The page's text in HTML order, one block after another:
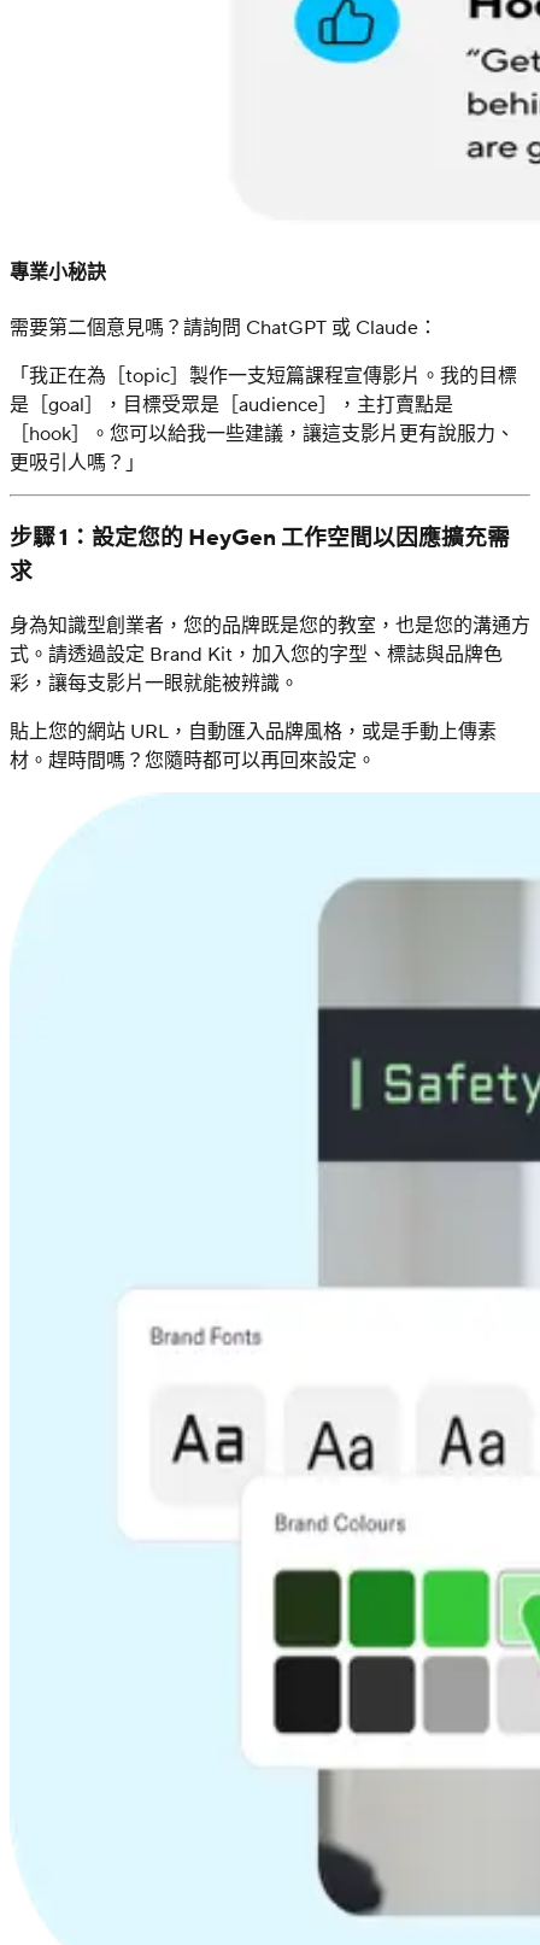
專業小秘訣
需要第二個意見嗎？請詢問 ChatGPT 或 Claude：
「我正在為［topic］製作一支短篇課程宣傳影片。我的目標
是［goal］，目標受眾是［audience］，主打賣點是
［hook］。您可以給我一些建議，讓這支影片更有說服力、
更吸引人嗎？」
步驟 1：設定您的 HeyGen 工作空間以因應擴充需
求
身為知識型創業者，您的品牌既是您的教室，也是您的溝通方
式。請透過設定 Brand Kit，加入您的字型、標誌與品牌色
彩，讓每支影片一眼就能被辨識。
貼上您的網站 URL，自動匯入品牌風格，或是手動上傳素
材。趕時間嗎？您隨時都可以再回來設定。